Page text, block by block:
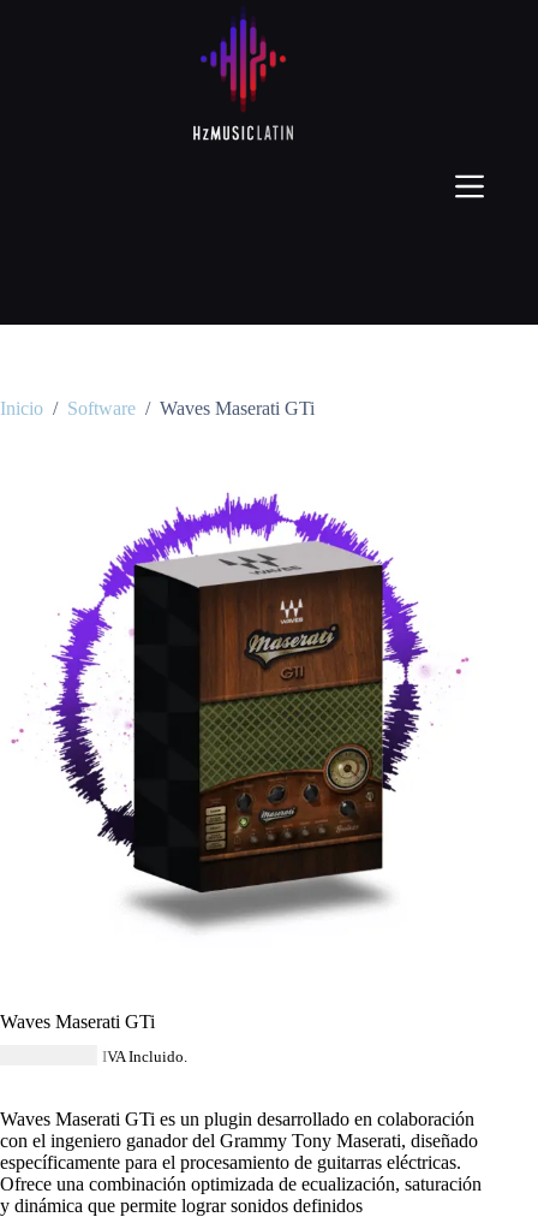
Inicio / Software / Waves Maserati GTi
Waves Maserati GTi
IVA Incluido.
Waves Maserati GTi es un plugin desarrollado en colaboración
con el ingeniero ganador del Grammy Tony Maserati, diseñado
específicamente para el procesamiento de guitarras eléctricas.
Ofrece una combinación optimizada de ecualización, saturación
y dinámica que permite lograr sonidos definidos